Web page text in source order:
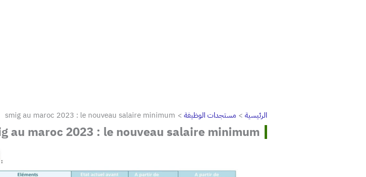
الرئيسية مستجدات الوظيفة smig au maroc 2023 : le nouveau salaire minimum
au maroc 2023 : le nouveau salaire minimum